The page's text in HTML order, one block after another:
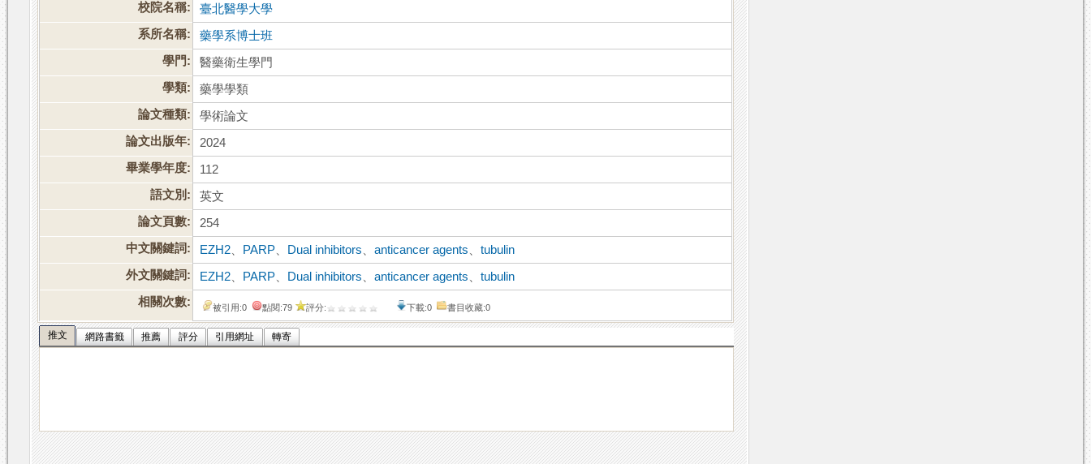
校院名稱:
臺北醫學大學
系所名稱:
藥學系博士班
學門:
醫藥衛生學門
學類:
藥學學類
論文種類:
學術論文
論文出版年:
2024
畢業學年度:
112
語文別:
英文
論文頁數:
254
中文關鍵詞:
EZH2 PARP Dual inhibitors 、anticancer agents 、tubulin
外文關鍵詞:
EZH2 PARP Dual inhibitors 、anticancer agents 、tubulin
相關次數:
被引用:0 點閱:79 評分: 下載:0 書目收藏:0
推文 網路書籤 推薦 評分 引用網址 轉寄